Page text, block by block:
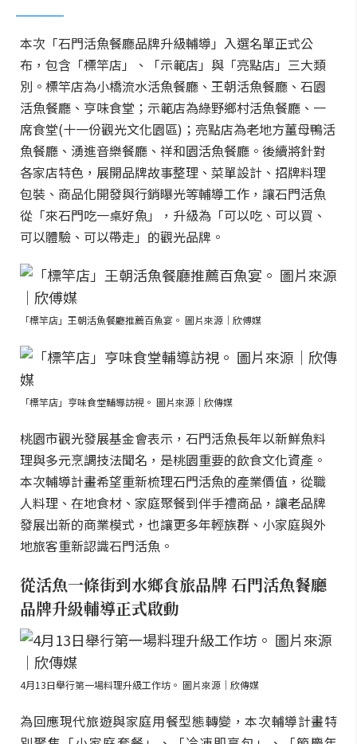
本次「石門活魚餐廳品牌升級輔導」入選名單正式公
布，包含「標竿店」、「示範店」與「亮點店」三大類
別。標竿店為小橋流水活魚餐廳、王朝活魚餐廳、石園
活魚餐廳、亨味食堂；示範店為綠野鄉村活魚餐廳、一
席食堂(十一份觀光文化園區)；亮點店為老地方薑母鴨活
魚餐廳、湧進音樂餐廳、祥和園活魚餐廳。後續將針對
各家店特色，展開品牌故事整理、菜單設計、招牌料理
包裝、商品化開發與行銷曝光等輔導工作，讓石門活魚
從「來石門吃一桌好魚」，升級為「可以吃、可以買、
可以體驗、可以帶走」的觀光品牌。
「標竿店」王朝活魚餐廳推薦百魚宴。 圖片來源｜欣傅媒
「標竿店」亨味食堂輔導訪視。 圖片來源｜欣傳媒
桃園市觀光發展基金會表示，石門活魚長年以新鮮魚料
理與多元烹調技法聞名，是桃園重要的飲食文化資產。
本次輔導計畫希望重新梳理石門活魚的產業價值，從職
人料理、在地食材、家庭聚餐到伴手禮商品，讓老品牌
發展出新的商業模式，也讓更多年輕族群、小家庭與外
地旅客重新認識石門活魚。
從活魚一條街到水鄉食旅品牌 石門活魚餐廳
品牌升級輔導正式啟動
4月13日舉行第一場料理升級工作坊。 圖片來源｜欣傳媒
為回應現代旅遊與家庭用餐型態轉變，本次輔導計畫特